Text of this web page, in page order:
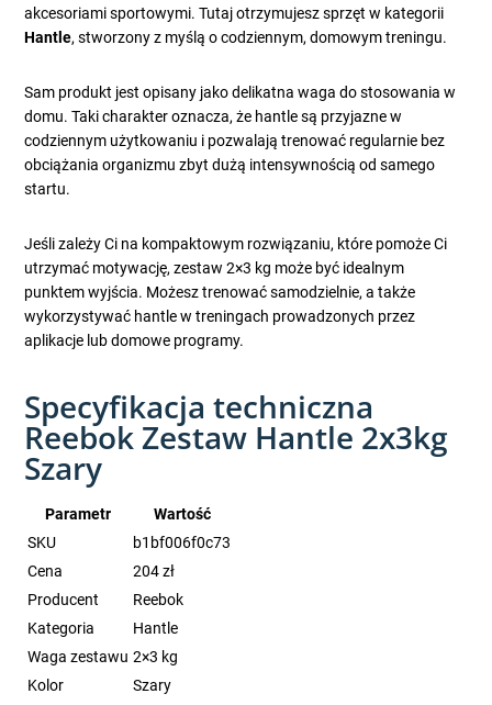
akcesoriami sportowymi. Tutaj otrzymujesz sprzęt w kategorii
Hantle, stworzony z myślą o codziennym, domowym treningu.
Sam produkt jest opisany jako delikatna waga do stosowania w
domu. Taki charakter oznacza, że hantle są przyjazne w
codziennym użytkowaniu i pozwalają trenować regularnie bez
obciążania organizmu zbyt dużą intensywnością od samego
startu.
Jeśli zależy Ci na kompaktowym rozwiązaniu, które pomoże Ci
utrzymać motywację, zestaw 2×3 kg może być idealnym
punktem wyjścia. Możesz trenować samodzielnie, a także
wykorzystywać hantle w treningach prowadzonych przez
aplikacje lub domowe programy.
Specyfikacja techniczna
Reebok Zestaw Hantle 2x3kg
Szary
Parametr
Wartość
SKU
b1bf006f0c73
Cena
204 zł
Producent
Reebok
Kategoria
Hantle
Waga zestawu 2×3 kg
Kolor
Szary